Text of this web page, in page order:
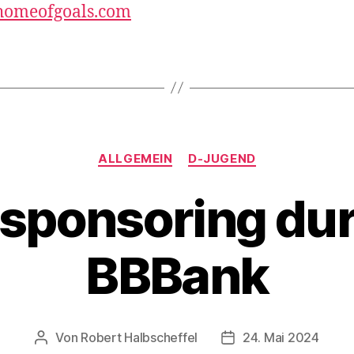
Kategorien
ALLGEMEIN D-JUGEND
BBBank
Beitragsautor
Von Robert Halbscheffel 24. Mai 2024